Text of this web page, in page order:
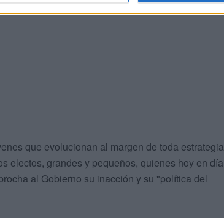
que evolucionan al margen de toda estrategia
electos, grandes y pequeños, quienes hoy en día
al Gobierno su inacción y su "política del